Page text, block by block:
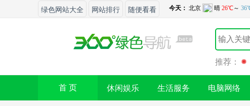
绿色网站大全 网站排行 随便看看
推荐：
首 页 休闲娱乐 生活服务 电脑网络